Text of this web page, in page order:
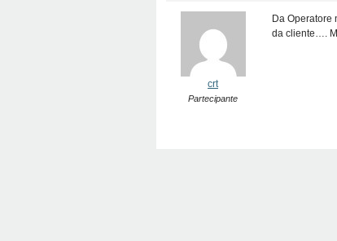
crt
Partecipante
Da Operatore
da cliente….